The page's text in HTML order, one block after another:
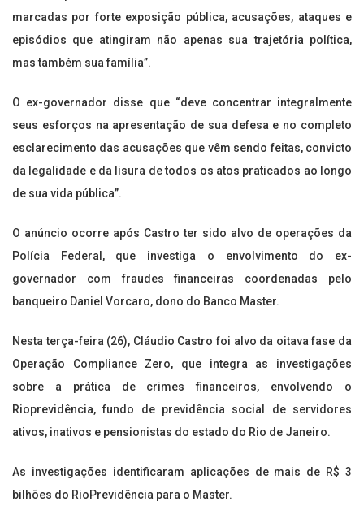
marcadas por forte exposição pública, acusações, ataques e
episódios que atingiram não apenas sua trajetória política,
mas também sua família”.
O ex-governador disse que “deve concentrar integralmente
seus esforços na apresentação de sua defesa e no completo
esclarecimento das acusações que vêm sendo feitas, convicto
da legalidade e da lisura de todos os atos praticados ao longo
de sua vida pública”.
O anúncio ocorre após Castro ter sido alvo de operações da
Polícia Federal, que investiga o envolvimento do ex-
governador com fraudes financeiras coordenadas pelo
banqueiro Daniel Vorcaro, dono do Banco Master.
Nesta terça-feira (26), Cláudio Castro foi alvo da oitava fase da
Operação Compliance Zero, que integra as investigações
sobre a prática de crimes financeiros, envolvendo o
Rioprevidência, fundo de previdência social de servidores
ativos, inativos e pensionistas do estado do Rio de Janeiro.
As investigações identificaram aplicações de mais de R$ 3
bilhões do RioPrevidência para o Master.